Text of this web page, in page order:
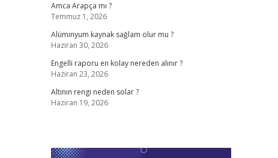
Amca Arapça mı ?
Temmuz 1, 2026
Alüminyum kaynak sağlam olur mu ?
Haziran 30, 2026
Engelli raporu en kolay nereden alınır ?
Haziran 23, 2026
Altının rengi neden solar ?
Haziran 19, 2026